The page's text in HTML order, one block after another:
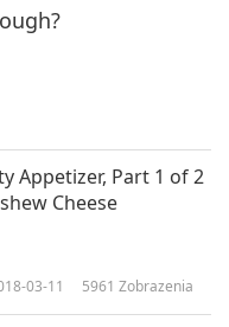
Appetizer, Part 1 of 2
Cheese
03-11 5961 Zobrazenia